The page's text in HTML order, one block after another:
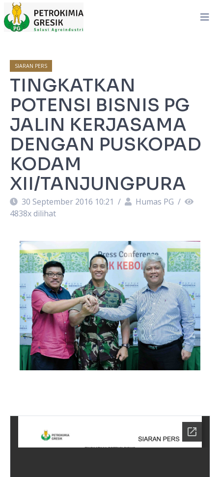
SIARAN PERS
TINGKATKAN
POTENSI BISNIS PG
JALIN KERJASAMA
DENGAN PUSKOPAD
KODAM
XII/TANJUNGPURA
30 September 2016 10:21 / Humas PG /
4838x dilihat